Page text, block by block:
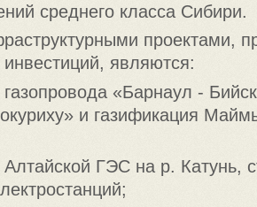
среднего класса Сибири.
проектами,
являются:
газопровода «Барнаул -
и газификация
Алтайской ГЭС на р. Катунь,